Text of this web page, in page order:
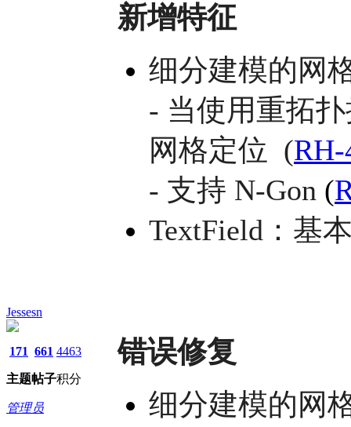
Jessesn
171
主题
661
帖子
4463
积分
管理员
新增特征
细分建模的网
- 当使用重拓
网格定位 (RH-
- 支持 N-Gon (
TextField：基
错误修复
细分建模的网